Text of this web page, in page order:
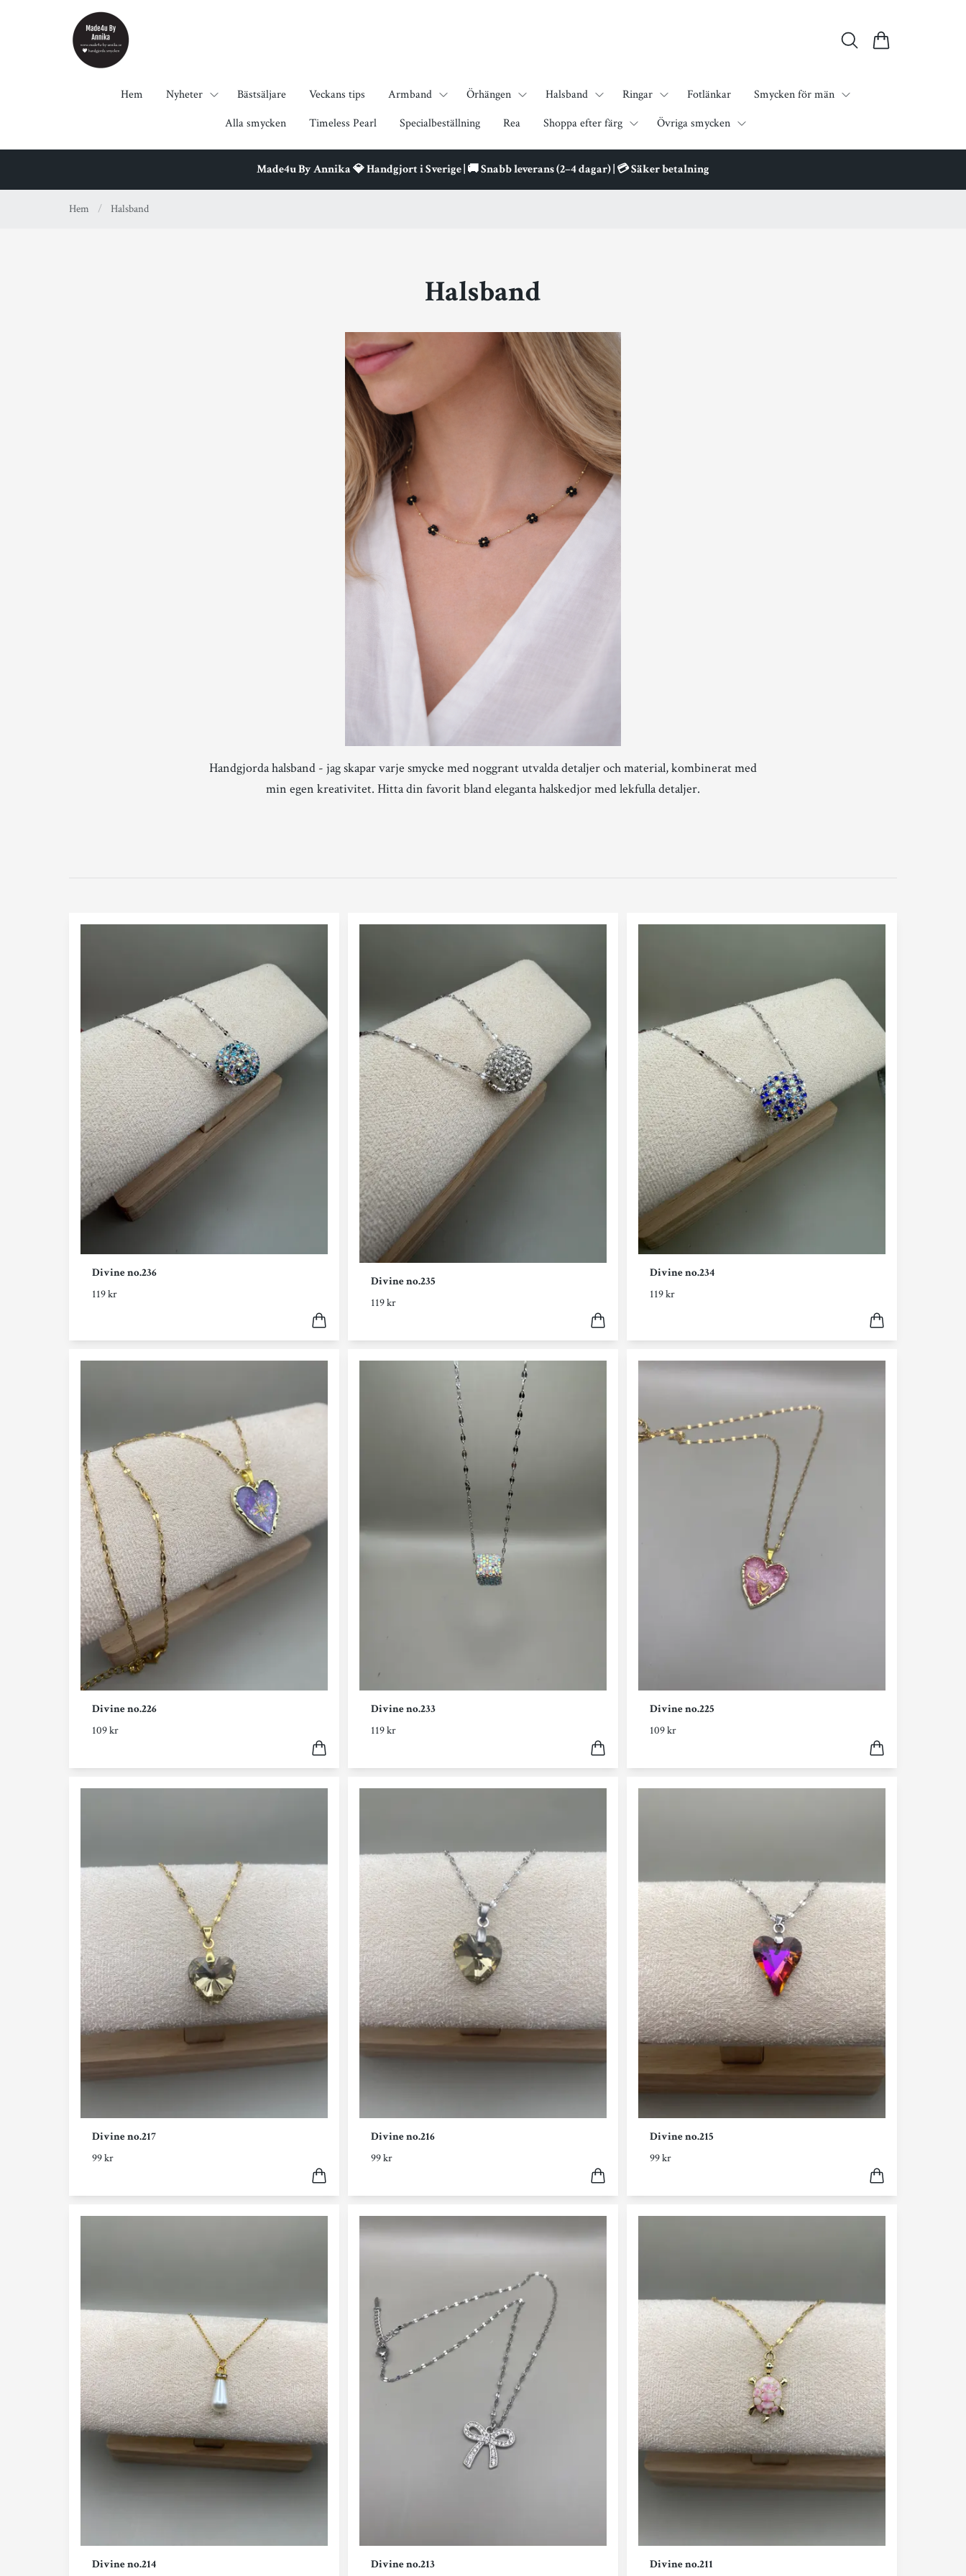
Hem Nyheter Bästsäljare Veckans tips Armband Örhängen Halsband Ringar Fotlänkar
Smycken för män
Alla smycken
Timeless Pearl Specialbeställning Rea Shoppa efter färg Övriga smycken
Made4u By Annika 💎 Handgjort i Sverige | 🚚 Snabb leverans (2–4 dagar) | 💳 Säker betalning
Hem / Halsband
Halsband
Handgjorda halsband - jag skapar varje smycke med noggrant utvalda detaljer och material, kombinerat med
min egen kreativitet. Hitta din favorit bland eleganta halskedjor med lekfulla detaljer.
Divine no.236
119 kr
Divine no.235
119 kr
Divine no.234
119 kr
Divine no.226
109 kr
Divine no.233
119 kr
Divine no.225
109 kr
Divine no.217
99 kr
Divine no.216
99 kr
Divine no.215
99 kr
Divine no.214 Divine no.213 Divine no.211